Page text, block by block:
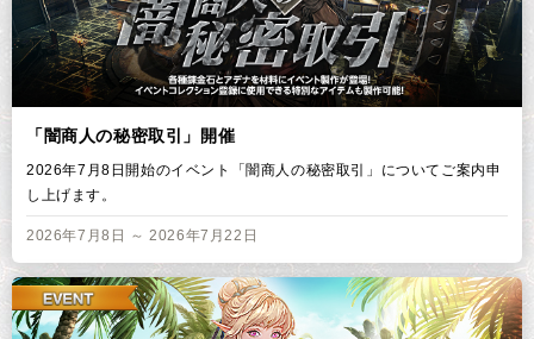
「闇商人の秘密取引」開催
2026年7月8日開始のイベント「闇商人の秘密取引」についてご案内申
し上げます。
2026年7月8日 ～ 2026年7月22日